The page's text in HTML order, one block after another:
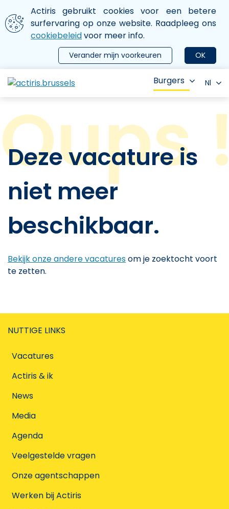
Aller au contenu principal
We gebruiken cookies
Actiris gebruikt cookies voor een betere
surfervaring op onze website. Raadpleeg ons
cookiebeleidvoor meer info.
OK
Verander mijn voorkeuren
le menu
Burgers Nl
Deze vacature is
niet meer
beschikbaar.
Bekijk onze andere vacaturesom je zoektocht voort
te zetten.
NUTTIGE LINKS
Vacatures
Actiris & ik
News
Media
Agenda
Veelgestelde vragen
Onze agentschappen
Werken bij Actiris